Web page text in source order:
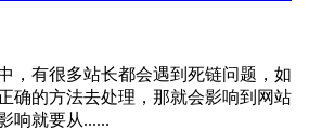
，有很多站长都会遇到死链问题，如
确的方法去处理，那就会影响到网站
响就要从......